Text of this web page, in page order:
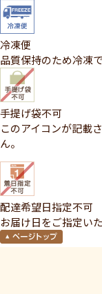
冷凍便
品質保持のため冷凍
手提げ袋不可
このアイコンが記載
ん。
配達希望日指定不可
お届け日をご指定い